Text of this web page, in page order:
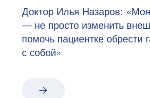
Доктор Илья Назаров:
— не просто изменить
помочь пациентке обрести
с собой»